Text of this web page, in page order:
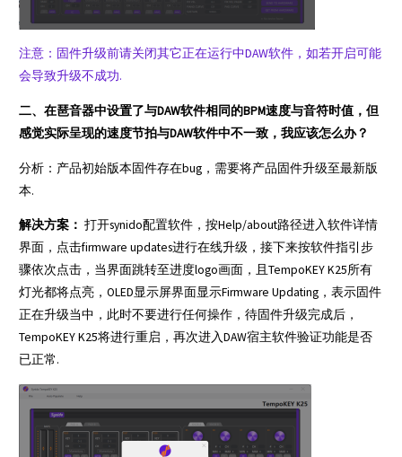
注意：固件升级前请关闭其它正在运行中DAW软件，如若开启可能
会导致升级不成功.
二、在琶音器中设置了与DAW软件相同的BPM速度与音符时值，但
感觉实际呈现的速度节拍与DAW软件中不一致，我应该怎么办？
分析：产品初始版本固件存在bug，需要将产品固件升级至最新版
本.
解决方案：打开synido配置软件，按Help/about路径进入软件详情
界面，点击firmware updates进行在线升级，接下来按软件指引步
骤依次点击，当界面跳转至进度logo画面，且TempoKEY K25所有
灯光都将点亮，OLED显示屏界面显示Firmware Updating，表示固件
正在升级当中，此时不要进行任何操作，待固件升级完成后，
TempoKEY K25将进行重启，再次进入DAW宿主软件验证功能是否
已正常.